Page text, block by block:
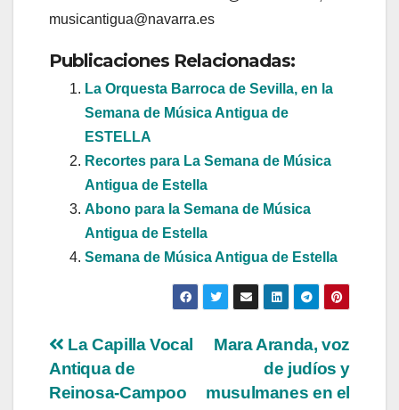
musicantigua@navarra.es
Publicaciones Relacionadas:
La Orquesta Barroca de Sevilla, en la
Semana de Música Antigua de
ESTELLA
Recortes para La Semana de Música
Antigua de Estella
Abono para la Semana de Música
Antigua de Estella
Semana de Música Antigua de Estella
Navegación
de
Mara Aranda, voz
de judíos y
musulmanes en el
La Capilla Vocal
Antiqua de
Reinosa-Campoo